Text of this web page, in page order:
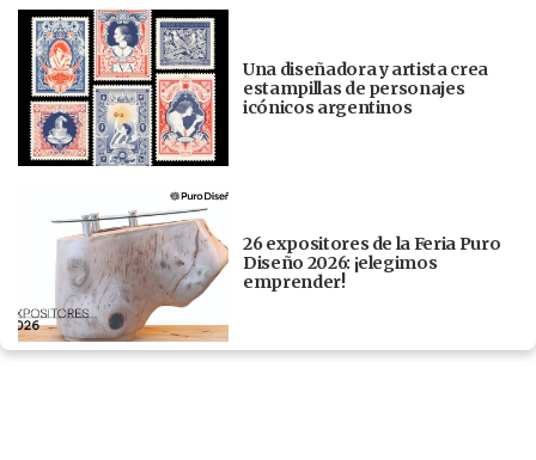
Una diseñadora y artista crea
estampillas de personajes
icónicos argentinos
26 expositores de la Feria Puro
Diseño 2026: ¡elegimos
emprender!